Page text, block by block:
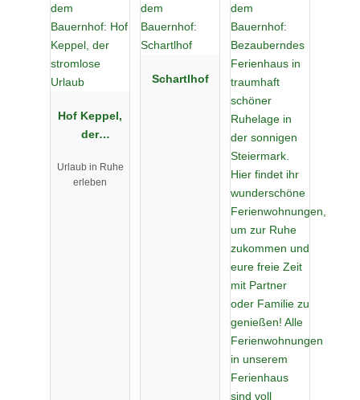
Hof Keppel,
der
Urlaub
Urlaub in Ruhe
erleben
Schartlhof